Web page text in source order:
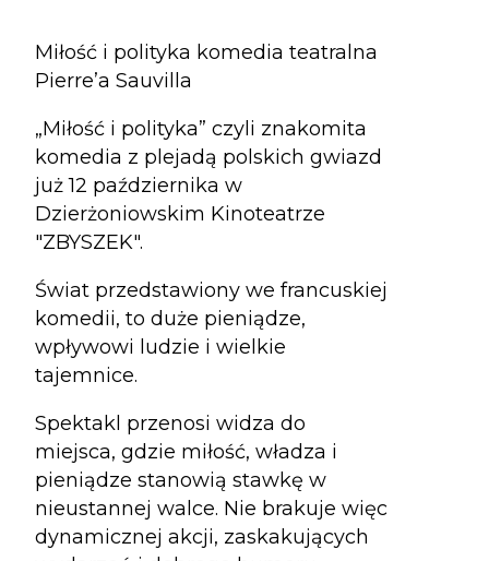
Miłość i polityka komedia teatralna
Pierre’a Sauvilla
„Miłość i polityka” czyli znakomita
komedia z plejadą polskich gwiazd
już 12 października w
Dzierżoniowskim Kinoteatrze
"ZBYSZEK".
Świat przedstawiony we francuskiej
komedii, to duże pieniądze,
wpływowi ludzie i wielkie
tajemnice.
Spektakl przenosi widza do
miejsca, gdzie miłość, władza i
pieniądze stanowią stawkę w
nieustannej walce. Nie brakuje więc
dynamicznej akcji, zaskakujących